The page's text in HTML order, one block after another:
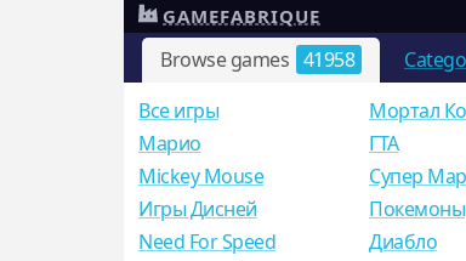
Browse games 41958
GAMEFABRIQUE
Все игры
Mарио
Mickey Mouse
Игры Дисней
Need For Speed
Мортал
ГТА
Супер
Покемоны
Диабло